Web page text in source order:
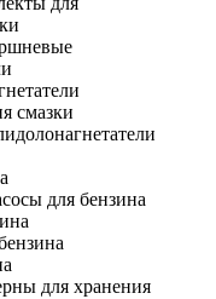
смазки
для бензина
для хранения